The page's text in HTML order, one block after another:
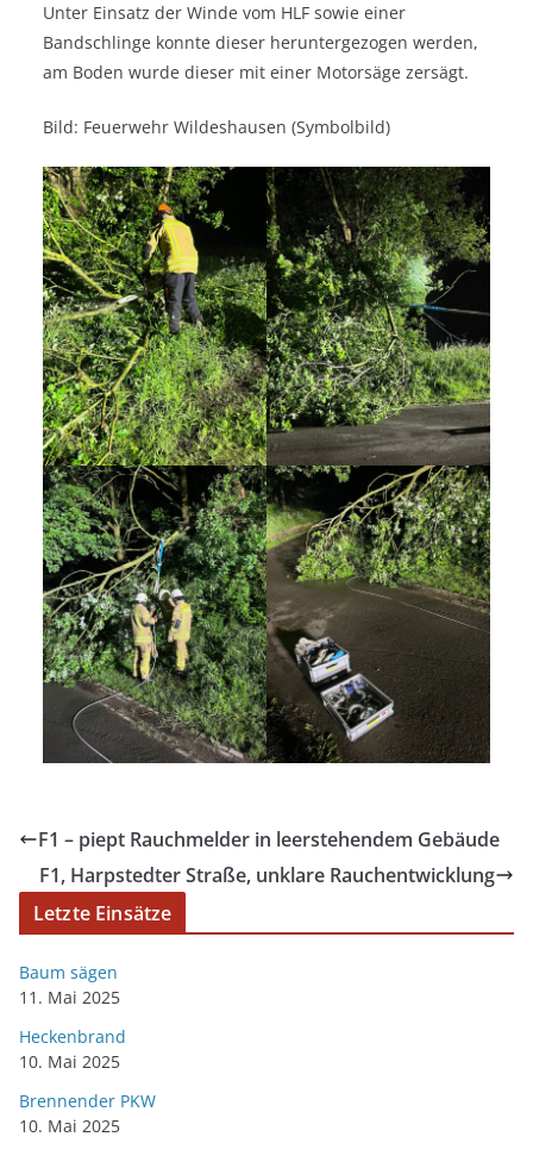
Unter Einsatz der Winde vom HLF sowie einer
Bandschlinge konnte dieser heruntergezogen werden,
am Boden wurde dieser mit einer Motorsäge zersägt.
Bild: Feuerwehr Wildeshausen (Symbolbild)
F1 – piept Rauchmelder in leerstehendem Gebäude
F1, Harpstedter Straße, unklare Rauchentwicklung
Letzte Einsätze
Baum sägen
11. Mai 2025
Heckenbrand
10. Mai 2025
Brennender PKW
10. Mai 2025